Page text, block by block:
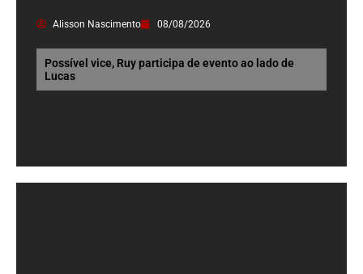
Alisson Nascimento 08/08/2026
Possível vice, Ruy participa de evento ao lado de
Lucas